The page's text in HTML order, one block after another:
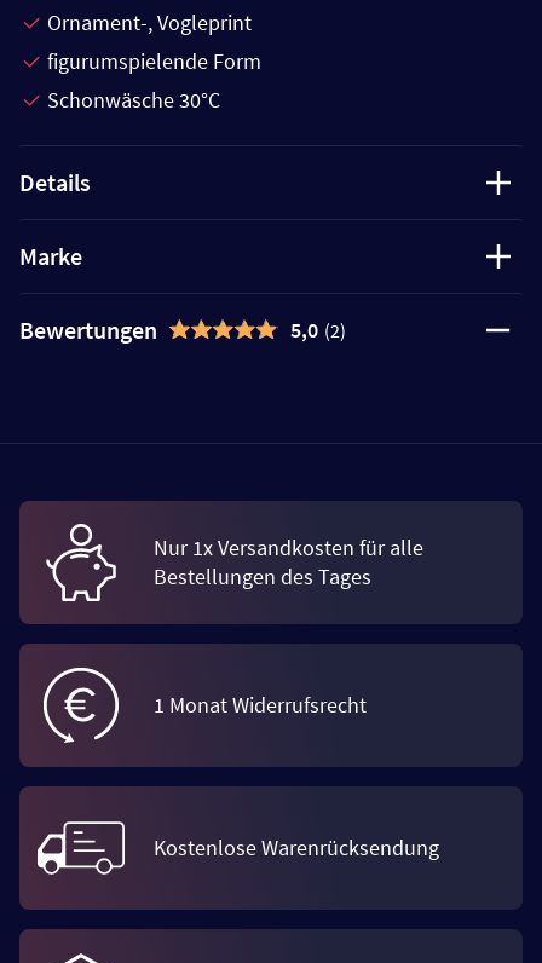
Ornament-, Vogleprint
figurumspielende Form
Schonwäsche 30°C
Details
Marke
Bewertungen 5,0 (2)
Nur 1x Versandkosten für alle
Bestellungen des Tages
1 Monat Widerrufsrecht
Kostenlose Warenrücksendung